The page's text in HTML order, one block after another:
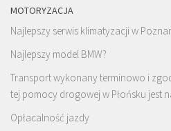
MOTORYZACJA
Najlepszy serwis klimatyzacji w
Najlepszy model BMW?
Transport wykonany terminowo i
tej pomocy drogowej w Płońsku jest
Opłacalność jazdy